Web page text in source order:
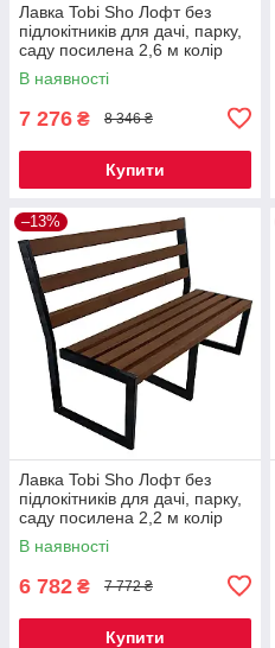
Лавка Tobi Sho Лофт без
підлокітників для дачі, парку,
саду посилена 2,6 м колір
горіх
В наявності
7 276 ₴ 8 346 ₴
Купити
–13%
Лавка Tobi Sho Лофт без
підлокітників для дачі, парку,
саду посилена 2,2 м колір
горіх
В наявності
6 782 ₴ 7 772 ₴
Купити